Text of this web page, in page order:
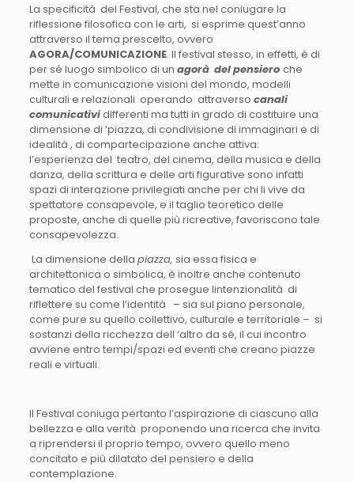
La specificità del Festival, che sta nel coniugare la
riflessione filosofica con le arti, si esprime quest’anno
attraverso il tema prescelto, ovvero
AGORA/COMUNICAZIONE. Il festival stesso, in effetti, è di
per sé luogo simbolico di un agorà del pensiero che
mette in comunicazione visioni del mondo, modelli
culturali e relazionali operando attraverso canali
comunicatividifferenti ma tutti in grado di costituire una
dimensione di ‘piazza, di condivisione di immaginari e di
idealità , di compartecipazione anche attiva:
l’esperienza del teatro, del cinema, della musica e della
danza, della scrittura e delle arti figurative sono infatti
spazi di interazione privilegiati anche per chi li vive da
spettatore consapevole, e il taglio teoretico delle
proposte, anche di quelle più ricreative, favoriscono tale
consapevolezza.
La dimensione della piazza, sia essa fisica e
architettonica o simbolica, è inoltre anche contenuto
tematico del festival che prosegue lintenzionalità di
riflettere su come l’identità – sia sul piano personale,
come pure su quello collettivo, culturale e territoriale – si
sostanzi della ricchezza dell ‘altro da sé, il cui incontro
avviene entro tempi/spazi ed eventi che creano piazze
reali e virtuali.
Il Festival coniuga pertanto l’aspirazione di ciascuno alla
bellezza e alla verità proponendo una ricerca che invita
a riprendersi il proprio tempo, ovvero quello meno
concitato e più dilatato del pensiero e della
contemplazione.